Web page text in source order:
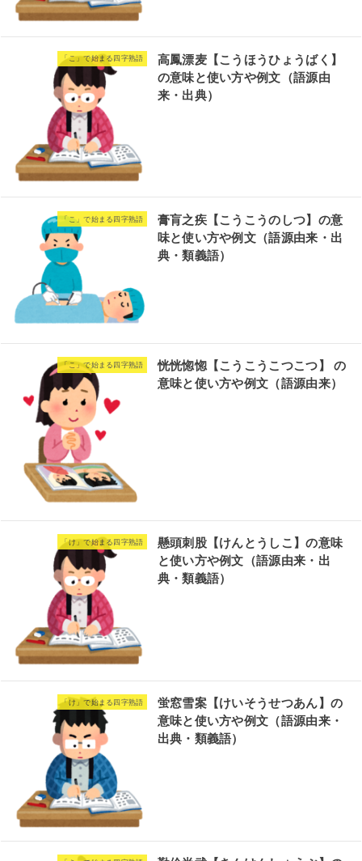
「こ」で始まる四字熟語
高鳳漂麦【こうほうひょうばく】
の意味と使い方や例文（語源由
来・出典）
「こ」で始まる四字熟語
膏肓之疾【こうこうのしつ】の意
味と使い方や例文（語源由来・出
典・類義語）
「こ」で始まる四字熟語
恍恍惚惚【こうこうこつこつ】 の
意味と使い方や例文（語源由来）
「け」で始まる四字熟語
懸頭刺股【けんとうしこ】の意味
と使い方や例文（語源由来・出
典・類義語）
「け」で始まる四字熟語
蛍窓雪案【けいそうせつあん】の
意味と使い方や例文（語源由来・
出典・類義語）